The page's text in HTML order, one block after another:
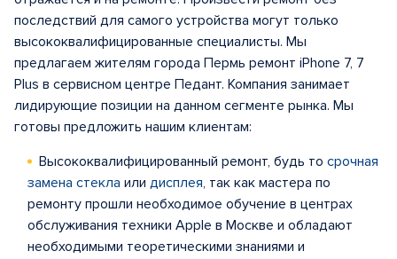
последствий для самого устройства могут только
высококвалифицированные специалисты. Мы
предлагаем жителям города Пермь ремонт iPhone 7, 7
Plus в сервисном центре Педант. Компания занимает
лидирующие позиции на данном сегменте рынка. Мы
готовы предложить нашим клиентам:
Высококвалифицированный ремонт, будь то срочная
замена стекла или дисплея, так как мастера по
ремонту прошли необходимое обучение в центрах
обслуживания техники Apple в Москве и обладают
необходимыми теоретическими знаниями и